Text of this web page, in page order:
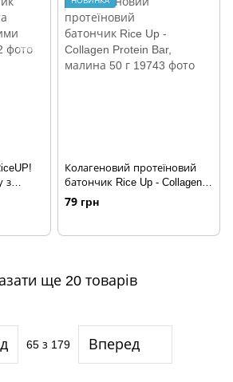
з
Колагеновий протеїновий
батончик Rice Up - Collagen
Protein Bar, малина 50 г
79 грн
ще 20 товарів
65з 179 Вперед